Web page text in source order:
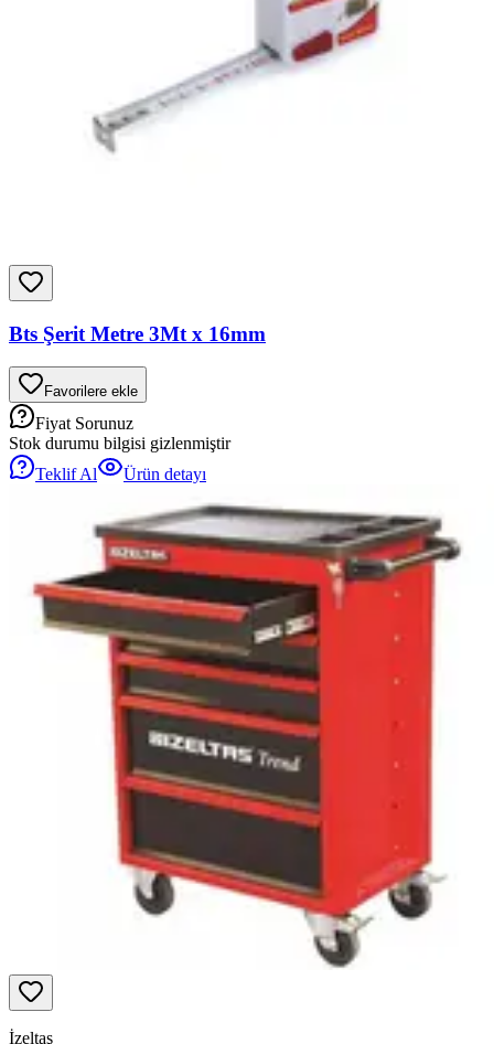
Bts Şerit Metre 3Mt x 16mm
Favorilere ekle
Fiyat Sorunuz
Stok durumu bilgisi gizlenmiştir
Teklif Al
Ürün detayı
İzeltaş